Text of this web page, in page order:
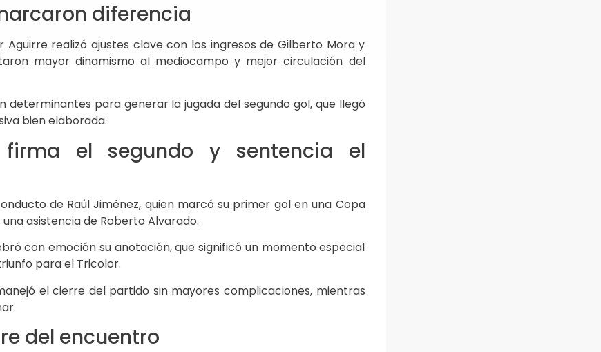
diferencia
Aguirre realizó ajustes clave con los ingresos de Gilberto Mora y
mayor dinamismo al mediocampo y mejor circulación del
determinantes para generar la jugada del segundo gol, que llegó
bien elaborada.
firma el segundo y sentencia el
de Raúl Jiménez, quien marcó su primer gol en una Copa
asistencia de Roberto Alvarado.
con emoción su anotación, que significó un momento especial
para el Tricolor.
el cierre del partido sin mayores complicaciones, mientras
del encuentro